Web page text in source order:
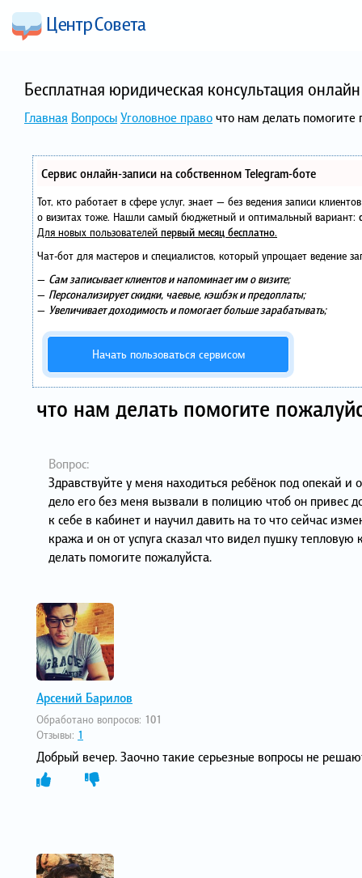
Бесплатная юридическая консультация
Главная ВопросыУголовное правочто нам делать помогите
Сервис онлайн-записи на собственном Telegram-боте
Тот, кто работает в сфере услуг, знает — без ведения записи
о визитах тоже. Нашли самый бюджетный и оптимальный вариант:
Для новых пользователей первый месяц бесплатно.
Чат-бот для мастеров и специалистов, который упрощает ведение
— Сам записывает клиентов и напоминает им о визите;
— Персонализирует скидки, чаевые, кэшбэк и предоплаты;
— Увеличивает доходимость и помогает больше зарабатывать;
Начать пользоваться сервисом
что нам делать помогите
Вопрос:
Здравствуйте у меня находиться ребёнок под опекай
дело его без меня вызвали в полицию чтоб он привес
к себе в кабинет и научил давить на то что сейчас
кража и он от успуга сказал что видел пушку
делать помогите пожалуйста.
Арсений Барилов
Обработано вопросов: 101
Отзывы: 1
Добрый вечер. Заочно такие серьезные вопросы не